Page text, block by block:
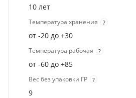
10 лет
Температура хранения ?
от -20 до +30
Температура рабочая ?
от -60 до +85
Вес без упаковки ГР ?
9